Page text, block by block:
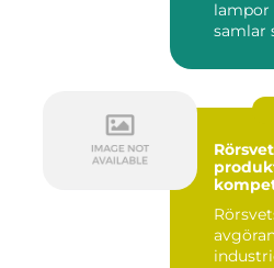
lampor
samlar